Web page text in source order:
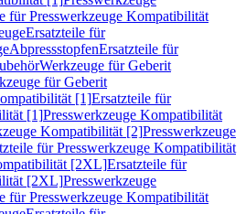
für Presswerkzeuge Kompatibilität
Ersatzteile für
AbpressstopfenErsatzteile für
Werkzeuge für Geberit
für Geberit
[1]Ersatzteile für
[1]Presswerkzeuge Kompatibilität
Kompatibilität [2]Presswerkzeuge
für Presswerkzeuge Kompatibilität
[2XL]Ersatzteile für
[2XL]Presswerkzeuge
für Presswerkzeuge Kompatibilität